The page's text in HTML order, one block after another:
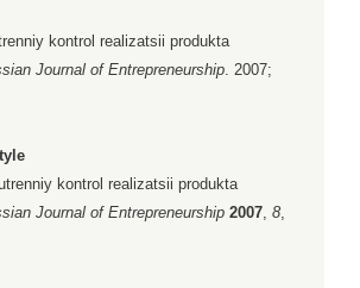
kontrol realizatsii produkta
Journal of Entrepreneurship. 2007;
kontrol realizatsii produkta
Journal of Entrepreneurship 2007, 8,